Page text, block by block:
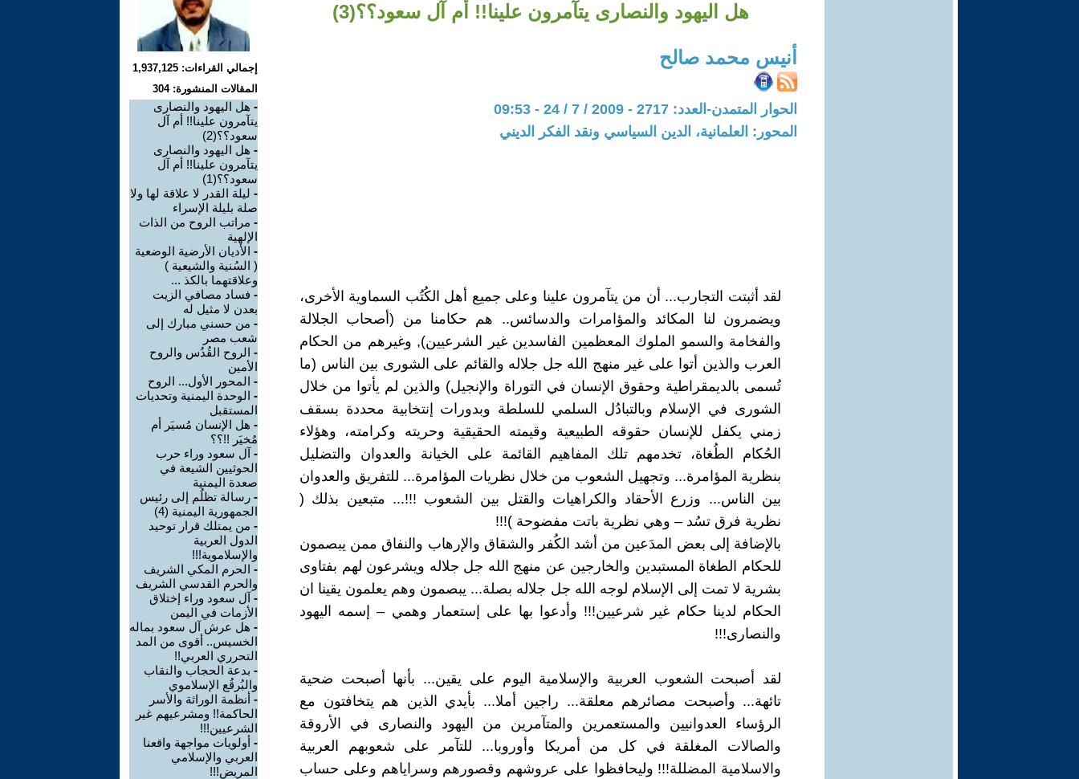
هل اليهود والنصارى يتآمرون علينا!! أم آل سعود؟؟(3)
أنيس محمد صالح
الحوار المتمدن-العدد: 2717 - 2009 / 7 / 24 - 09:53
المحور: العلمانية، الدين السياسي ونقد الفكر الديني
لقد أثبتت التجارب... أن من يتآمرون علينا وعلى جميع أهل الكُتُب السماوية الأخرى،
ويضمرون لنا المكائد والمؤامرات والدسائس.. هم حكامنا من (أصحاب الجلالة
والفخامة والسمو الملوك المعظمين الفاسدين غير الشرعيين), وغيرهم من الحكام
العرب والذين أتوا على غير منهج الله جل جلاله والقائم على الشورى بين الناس (ما
تُسمى بالديمقراطية وحقوق الإنسان في التوراة والإنجيل) والذين لم يأتوا من خلال
الشورى في الإسلام وبالتبادُل السلمي للسلطة وبدورات إنتخابية محددة بسقف
زمني يكفل للإنسان حقوقه الطبيعية وقيمته الحقيقية وحريته وكرامته، وهؤلاء
الحُكام الطُغاة، تخدمهم تلك المفاهيم القائمة على الخيانة والعدوان والتضليل
بنظرية المؤامرة... وتجهيل الشعوب من خلال نظريات المؤامرة... للتفريق والعدوان
بين الناس... وزرع الأحقاد والكراهيات والقتل بين الشعوب !!!... متبعين بذلك (
نظرية فرق تسُد – وهي نظرية باتت مفضوحة )!!!
بالإضافة إلى بعض المدَعين من أشد الكُفر والشقاق والإرهاب والنفاق ممن يبصمون
للحكام الطغاة المستبدين والخارجين عن منهج الله جل جلاله ويشرعون لهم بفتاوى
بشرية لا تمت إلى الإسلام لوجه الله جل جلاله بصلة... يبصمون وهم يعلمون يقينا ان
الحكام لدينا حكام غير شرعيين!!! وأدعوا بها على إستعمار وهمي – إسمه اليهود
والنصارى!!!
لقد أصبحت الشعوب العربية والإسلامية اليوم على يقين... بأنها أصبحت ضحية
تائهة... وأصبحت مصائرهم معلقة... راجين أملا... بأيدي الذين هم يتخافتون مع
الرؤساء العدوانيين والمستعمرين والمتآمرين من اليهود والنصارى في الأروقة
والصالات المغلقة في كل من أمريكا وأوروبا... للتآمر على شعوبهم العربية
والاسلامية المضللة!!! وليحافظوا على عروشهم وقصورهم وسراياهم وعلى حساب
إجمالي القراءات: 1,937,125
المقالات المنشورة: 304
- هل اليهود والنصارى
يتآمرون علينا!! أم آل
سعود؟؟(2)
- هل اليهود والنصارى
يتآمرون علينا!! أم آل
سعود؟؟(1)
- ليلة القدر لا علاقة لها ولا
صلة بليلة الإسراء
- مراتب الروح من الذات
الإلهية
- الأديان الأرضية الوضعية
( السُنية والشيعية )
وعلاقتهما بالكذ ...
- فساد مصافي الزيت
بعدن لا مثيل له
- من حسني مبارك إلى
شعب مصر
- الروح القُدُس والروح
الأمين
- المحور الأول... الروح
- الوحدة اليمنية وتحديات
المستقبل
- هل الإنسان مُسيَر أم
مُخيَر !!؟؟
- آل سعود وراء حرب
الحوثيين الشيعة في
صعدة اليمنية
- رسالة تظلُم إلى رئيس
الجمهورية اليمنية (4)
- من يمتلك قرار توحيد
الدول العربية
والإسلاموية!!!
- الحرم المكي الشريف
والحرم القدسي الشريف
- آل سعود وراء إختلاق
الأزمات في اليمن
- هل عرش آل سعود بماله
الخسيس.. أقوى من المد
التحرري العربي!!
- بدعة الحجاب والنقاب
والبُرقُع الإسلاموي
- أنظمة الوراثة والأسر
الحاكمة!! ومشرعيهم غير
الشرعيين!!!
- أولويات مواجهة واقعنا
العربي والإسلامي
المريض!!!